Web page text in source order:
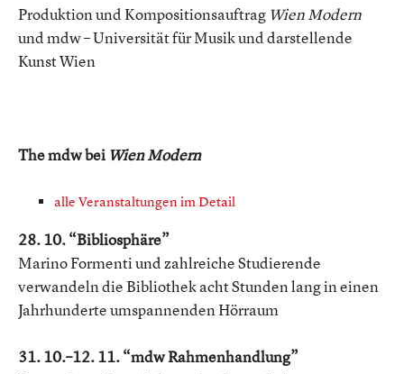
Produktion und Kompositionsauftrag Wien Modern
und mdw – Universität für Musik und darstellende
Kunst Wien
The mdw bei Wien Modern
alle Veranstaltungen im Detail
28. 10. “Bibliosphäre”
Marino Formenti und zahlreiche Studierende
verwandeln die Bibliothek acht Stunden lang in einen
Jahrhunderte umspannenden Hörraum
31. 10.–12. 11. “mdw Rahmenhandlung”